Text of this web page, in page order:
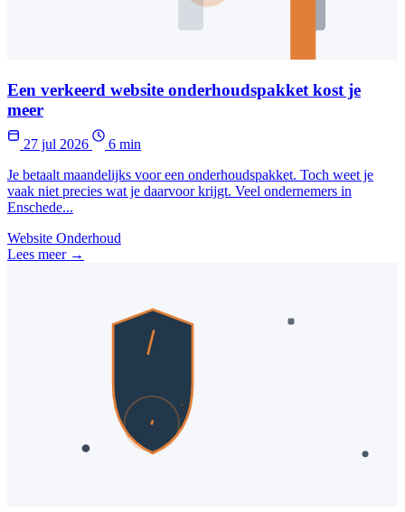
Een verkeerd website onderhoudspakket kost je
meer
27 jul 2026
6 min
Je betaalt maandelijks voor een onderhoudspakket. Toch weet je
vaak niet precies wat je daarvoor krijgt. Veel ondernemers in
Enschede...
Website Onderhoud
Lees meer →